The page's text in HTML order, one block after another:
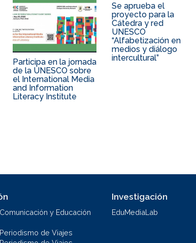
Participa en la jornada
de la UNESCO sobre
el International Media
and Information
Literacy Institute
Se aprueba el
proyecto para la
Cátedra y red
UNESCO
“Alfabetización en
medios y diálogo
intercultural”
y Educación
de Viajes
Investigación
EduMediaLab